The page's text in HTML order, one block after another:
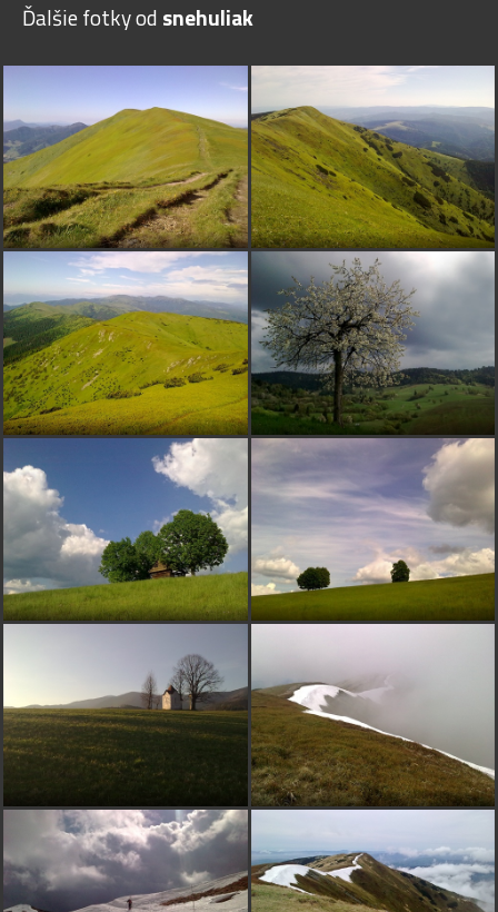
pekné mobil foto..
TRApred 16 rokmi
poldopred 16 rokmi
milujem všetky pohľady na Kriváň...
ppppred 16 rokmi
nádhernááááá...
kajulakpred 16 rokmi
.........nádherný kraj :-)
Ďalšie fotky od snehuliak